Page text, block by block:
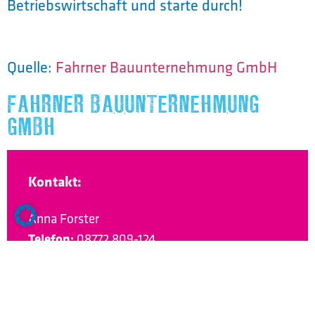
FAHRNER BAUUNTERNEHMUNG
GMBH
Kontakt:
Anna Forster
Telefon:08772 809-124
Betriebswirtschaft und starte durch!
Quelle: Fahrner Bauunternehmung GmbH